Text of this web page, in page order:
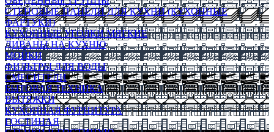
СТЕНОВЫЕ ПАНЕЛИ ДЛЯ КУХНИ (КУХОННЫЕ
ФАРТУКИ)
КУХОННЫЕ УГОЛКИ МЯГКИЕ
ДИВАНЫ НА КУХНЮ
МОЙКИ
ФИЛЬТРЫ ДЛЯ ВОДЫ
СМЕСИТЕЛИ
БЫТОВАЯ ТЕХНИКА
ВЫТЯЖКИ
КУХОННАЯ ФУРНИТУРА
ГОСТИНАЯ